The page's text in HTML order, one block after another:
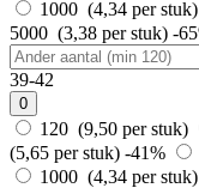
1000 (4,34 per stuk)
5000 (3,38 per stuk) -
39-42
0
120 (9,50 per stuk)
(5,65 per stuk) -41%
1000 (4,34 per stuk)